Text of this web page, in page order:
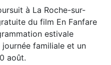
à La Roche-sur-
du film En Fanfare
estivale
journée familiale et un
août.